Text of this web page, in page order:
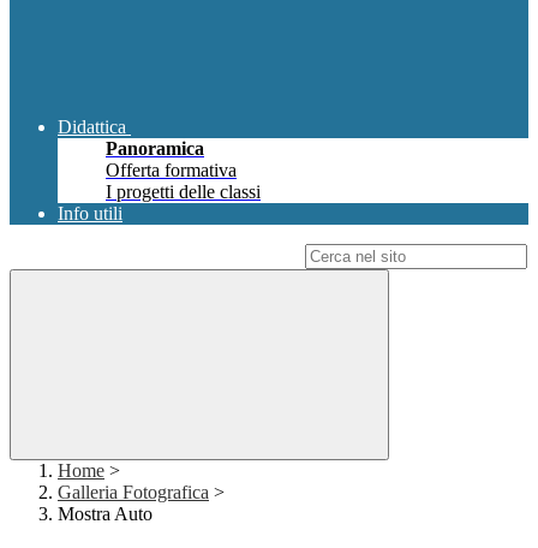
Didattica
Panoramica
Offerta formativa
I progetti delle classi
Info utili
Home >
Galleria Fotografica >
Mostra Auto